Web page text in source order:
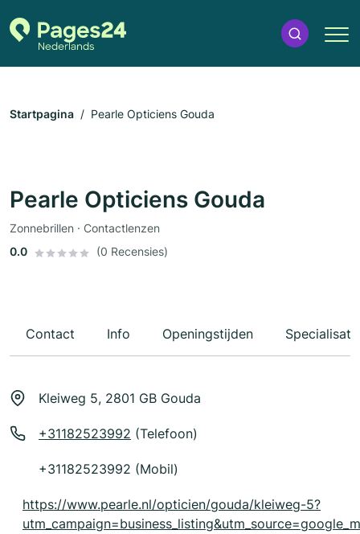
Startpagina Pearle Opticiens Gouda
Pearle Opticiens Gouda
Zonnebrillen · Contactlenzen
0.0
(0 Recensies)
Contact Info Openingstijden
Kleiweg 5, 2801 GB Gouda
+31182523992 (Telefoon)
+31182523992 (Mobil)
https://www.pearle.nl/opticien/gouda/kleiweg-5?